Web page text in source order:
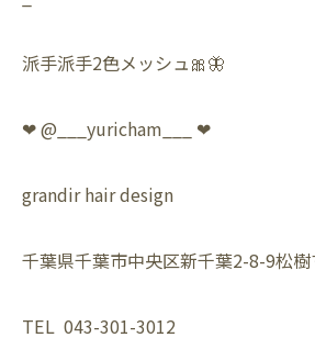
派手派手2色メッシュ🎀🦋
❤︎ @___yuricham___ ❤︎
grandir hair design
千葉県千葉市中央区新千葉2-8-9松
TEL 043-301-3012